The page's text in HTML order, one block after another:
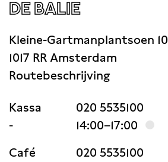
DE BALIE
Kleine-Gartmanplantsoen 10
1017 RR Amsterdam
Routebeschrijving
Kassa
020 5535100
-
14:00–17:00
Café
020 5535100